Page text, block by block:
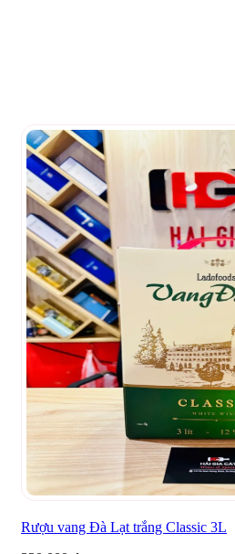
Rượu vang Đà Lạt trắng Classic 3L